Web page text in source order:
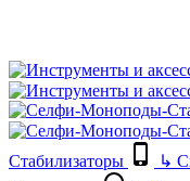
Стабилизаторы
↳